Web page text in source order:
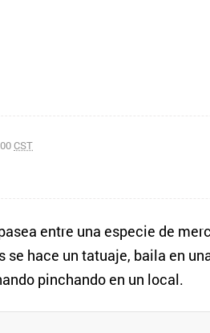
CST
entre una especie de
se hace un tatuaje, baila en
pinchando en un local.